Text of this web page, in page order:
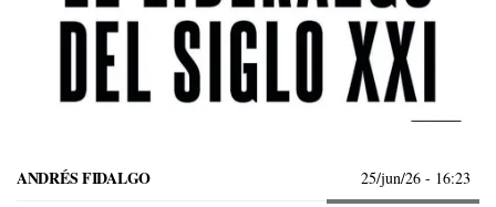
ANDRÉS FIDALGO 25/jun/26 - 16:23